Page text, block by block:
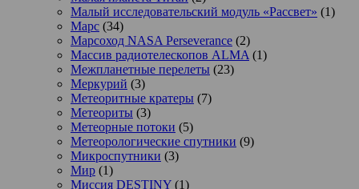
Малый исследовательский модуль «Рассвет» (1)
Марс (34)
Марсоход NASA Perseverance (2)
Массив радиотелескопов ALMA (1)
Межпланетные перелеты (23)
Меркурий (3)
Метеоритные кратеры (7)
Метеориты (3)
Метеорные потоки (5)
Метеорологические спутники (9)
Микроспутники (3)
Мир (1)
Миссия DESTINY (1)